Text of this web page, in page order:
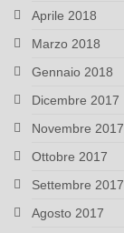
Aprile 2018
Marzo 2018
Gennaio 2018
Dicembre 2017
Novembre 2017
Ottobre 2017
Settembre 2017
Agosto 2017